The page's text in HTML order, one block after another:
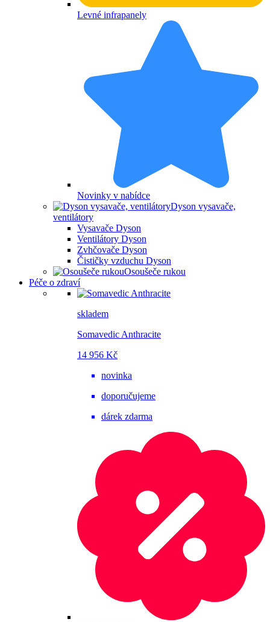
Levné infrapanely
Novinky v nabídce
Dyson vysavače,
ventilátory
Vysavače Dyson
Ventilátory Dyson
Zvhčovače Dyson
Čističky vzduchu Dyson
Osoušeče rukou
Péče o zdraví
skladem
Somavedic Anthracite
14 956 Kč
novinka
doporučujeme
dárek zdarma